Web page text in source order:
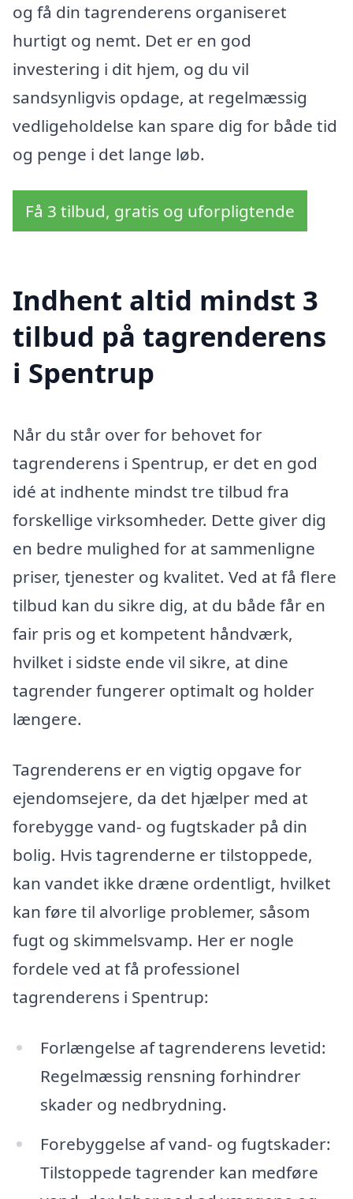
og få din tagrenderens organiseret
hurtigt og nemt. Det er en god
investering i dit hjem, og du vil
sandsynligvis opdage, at regelmæssig
vedligeholdelse kan spare dig for både tid
og penge i det lange løb.
Få 3 tilbud, gratis og uforpligtende
Indhent altid mindst 3
tilbud på tagrenderens
i Spentrup
Når du står over for behovet for
tagrenderens i Spentrup, er det en god
idé at indhente mindst tre tilbud fra
forskellige virksomheder. Dette giver dig
en bedre mulighed for at sammenligne
priser, tjenester og kvalitet. Ved at få flere
tilbud kan du sikre dig, at du både får en
fair pris og et kompetent håndværk,
hvilket i sidste ende vil sikre, at dine
tagrender fungerer optimalt og holder
længere.
Tagrenderens er en vigtig opgave for
ejendomsejere, da det hjælper med at
forebygge vand- og fugtskader på din
bolig. Hvis tagrenderne er tilstoppede,
kan vandet ikke dræne ordentligt, hvilket
kan føre til alvorlige problemer, såsom
fugt og skimmelsvamp. Her er nogle
fordele ved at få professionel
tagrenderens i Spentrup:
Forlængelse af tagrenderens levetid:
Regelmæssig rensning forhindrer
skader og nedbrydning.
Forebyggelse af vand- og fugtskader:
Tilstoppede tagrender kan medføre